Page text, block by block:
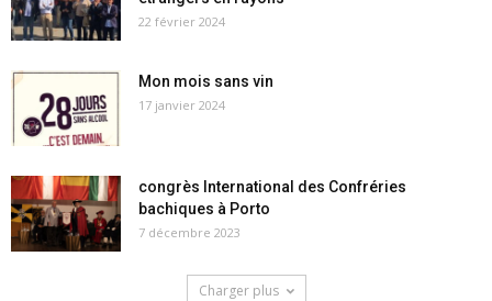
22 février 2024
Mon mois sans vin
17 janvier 2024
congrès International des Confréries
bachiques à Porto
7 décembre 2023
Charger plus